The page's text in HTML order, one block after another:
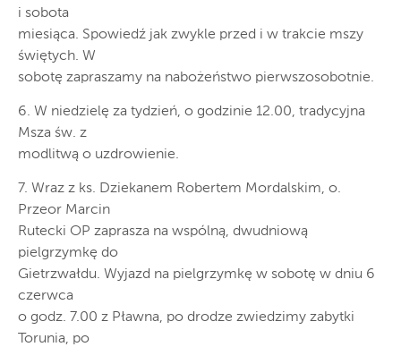
i sobota
miesiąca. Spowiedź jak zwykle przed i w trakcie mszy
świętych. W
sobotę zapraszamy na nabożeństwo pierwszosobotnie.
6. W niedzielę za tydzień, o godzinie 12.00, tradycyjna
Msza św. z
modlitwą o uzdrowienie.
7. Wraz z ks. Dziekanem Robertem Mordalskim, o.
Przeor Marcin
Rutecki OP zaprasza na wspólną, dwudniową
pielgrzymkę do
Gietrzwałdu. Wyjazd na pielgrzymkę w sobotę w dniu 6
czerwca
o godz. 7.00 z Pławna, po drodze zwiedzimy zabytki
Torunia, po